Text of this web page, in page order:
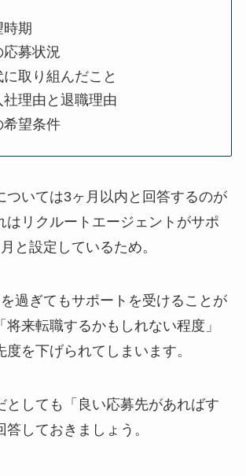
時期
募状況
取り組んだこと
理由と退職理由
希望条件
ついては3ヶ月以内と回答するのが
はリクルートエージェントがサポ
と設定しているため。
過ぎてもサポートを受けることが
将来転職するかもしれない程度」
度を下げられてしまいます。
としても「良い応募先があればす
答しておきましょう。